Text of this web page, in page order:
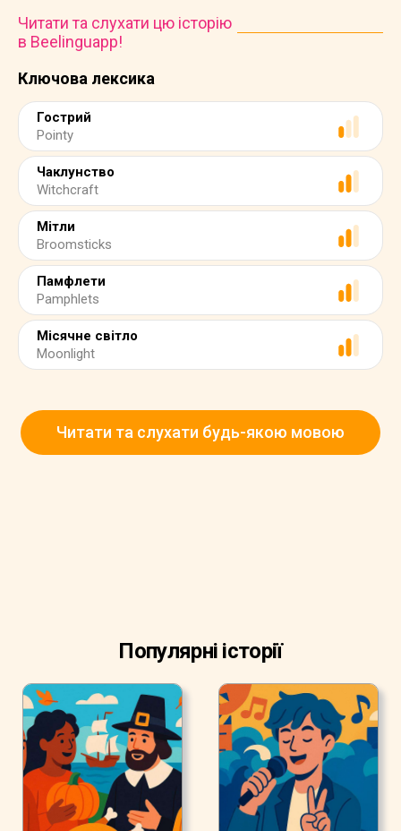
Ключова лексика
Гострий
Pointy
Чаклунство
Witchcraft
Мітли
Broomsticks
Памфлети
Pamphlets
Місячне світло
Moonlight
Читати та слухати цю історію
в Beelinguapp!
Читати та слухати будь-якою мовою
Популярні історії